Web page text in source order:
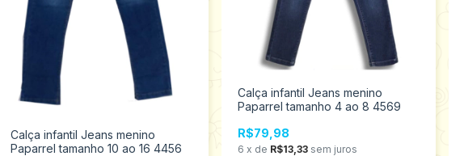
Calça infantil Jeans menino
Paparrel tamanho 10 ao 16 4456
Calça infantil Jeans menino
Paparrel tamanho 4 ao 8 4569
R$79,98
6 x de R$13,33 sem juros